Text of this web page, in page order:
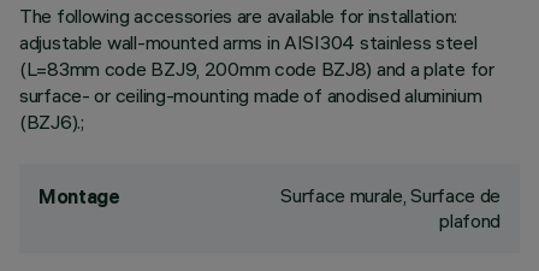
The following accessories are available for installation:
adjustable wall-mounted arms in AISI304 stainless steel
(L=83mm code BZJ9, 200mm code BZJ8) and a plate for
surface- or ceiling-mounting made of anodised aluminium
(BZJ6).;
Montage
Surface murale, Surface de
plafond